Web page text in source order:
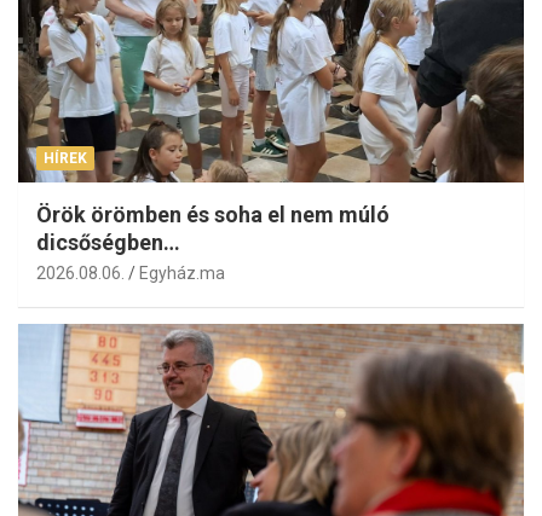
HÍREK
Örök örömben és soha el nem múló
dicsőségben…
2026.08.06. Egyház.ma